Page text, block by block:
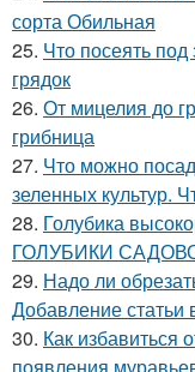
сорта Обильная
25. Что посеять
грядок
26. От мицелия до
грибница
27. Что можно
зеленных культур.
28. Голубика
ГОЛУБИКИ
29. Надо ли
Добавление статьи
30. Как избавиться